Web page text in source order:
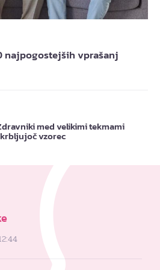
najpogostejših vprašanj
med velikimi tekmami
vzorec